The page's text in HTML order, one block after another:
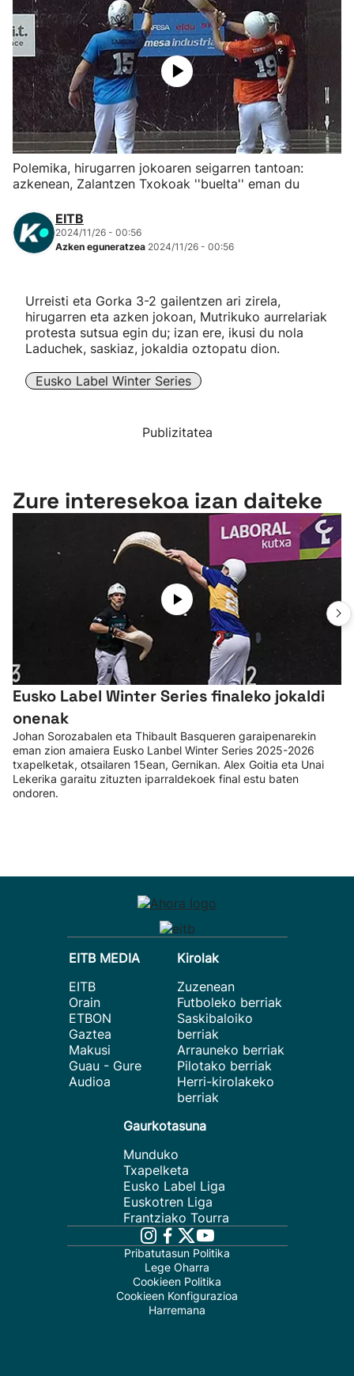
Herri-kirolak
Eskubaloia
Kirolak 360
Atletismoa
Kirol gehiago
Polemika, hirugarren jokoaren seigarren tantoan:
azkenean, Zalantzen Txokoak ''buelta'' eman du
EITB
2024/11/26 - 00:56
Azken eguneratzea 2024/11/26 - 00:56
Urreisti eta Gorka 3-2 gailentzen ari zirela,
hirugarren eta azken jokoan, Mutrikuko aurrelariak
protesta sutsua egin du; izan ere, ikusi du nola
Laduchek, saskiaz, jokaldia oztopatu dion.
Eusko Label Winter Series
Publizitatea
Zure interesekoa izan daiteke
Eusko Label Winter Series finaleko jokaldi
onenak
Johan Sorozabalen eta Thibault Basqueren garaipenarekin
eman zion amaiera Eusko Lanbel Winter Series 2025-2026
txapelketak, otsailaren 15ean, Gernikan. Alex Goitia eta Unai
Lekerika garaitu zituzten iparraldekoek final estu baten
ondoren.
EITB MEDIA
EITB
Orain
ETBON
Gaztea
Makusi
Guau - Gure
Audioa
Kirolak
Zuzenean
Futboleko berriak
Saskibaloiko
berriak
Arrauneko berriak
Pilotako berriak
Herri-kirolakeko
berriak
Gaurkotasuna
Munduko
Txapelketa
Eusko Label Liga
Euskotren Liga
Frantziako Tourra
Pribatutasun Politika
Lege Oharra
Cookieen Politika
Cookieen Konfigurazioa
Harremana